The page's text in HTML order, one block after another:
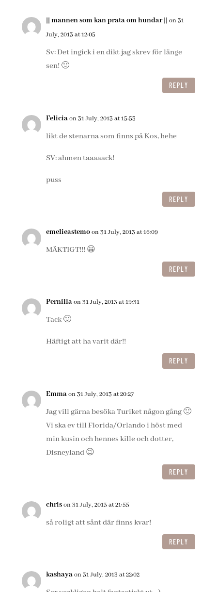
|| mannen som kan prata om hundar || on 31
July, 2013 at 12:05
Sv: Det ingick i en dikt jag skrev för länge
sen! 🙂
REPLY
Feliciaon 31 July, 2013 at 15:53
likt de stenarna som finns på Kos, hehe
SV: ahmen taaaaack!
puss
REPLY
emelieastemoon 31 July, 2013 at 16:09
MÄKTIGT!!! 😀
REPLY
Pernillaon 31 July, 2013 at 19:31
Tack 🙂
Häftigt att ha varit där!!
REPLY
Emmaon 31 July, 2013 at 20:27
Jag vill gärna besöka Turiket någon gång 🙂
Vi ska ev till Florida/Orlando i höst med
min kusin och hennes kille och dotter,
Disneyland 😉
REPLY
chrison 31 July, 2013 at 21:55
så roligt att sånt där finns kvar!
REPLY
kashayaon 31 July, 2013 at 22:02